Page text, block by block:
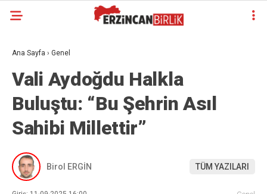
Ana Sayfa › Genel
Vali Aydoğdu Halkla
Buluştu: “Bu Şehrin Asıl
Sahibi Millettir”
Birol ERGİN TÜM YAZILARI